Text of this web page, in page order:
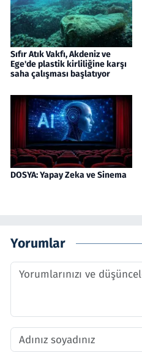
Sıfır Atık Vakfı, Akdeniz ve
Ege'de plastik kirliliğine karşı
saha çalışması başlatıyor
DOSYA: Yapay Zeka ve Sinema
Yorumlar